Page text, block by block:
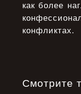
как более
конфликтах.
Смотрите